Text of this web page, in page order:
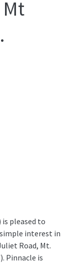
is pleased to
interest in
Road, Mt.
Pinnacle is